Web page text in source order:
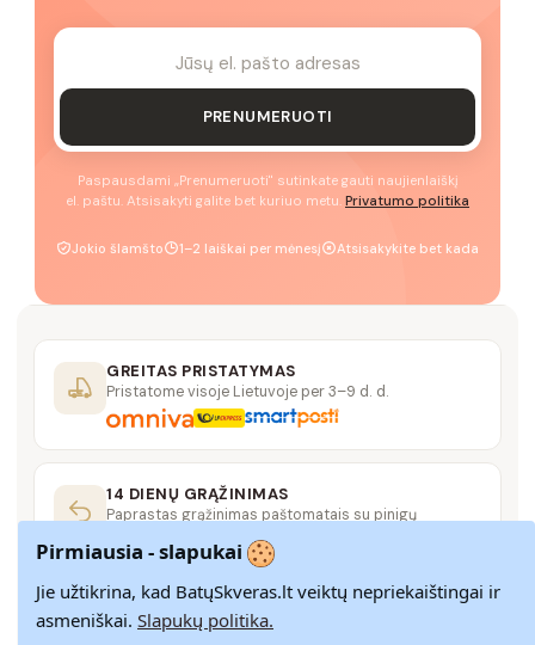
PRENUMERUOTI
Paspausdami „Prenumeruoti" sutinkate gauti naujienlaiškį
el. paštu. Atsisakyti galite bet kuriuo metu. Privatumo politika
Jokio šlamšto 1–2 laiškai per mėnesį Atsisakykite bet kada
GREITAS PRISTATYMAS
Pristatome visoje Lietuvoje per 3–9 d. d.
14 DIENŲ GRĄŽINIMAS
Paprastas grąžinimas paštomatais su pinigų
SAUGUS MOKĖJIMAS
SSL šifravimas užtikrina aukščiausią jūsų duomenų
Pirmiausia - slapukai
Jie užtikrina, kad BatųSkveras.lt veiktų nepriekaištingai ir
asmeniškai. Slapukų politika.